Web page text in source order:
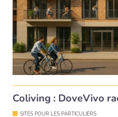
Coliving : DoveVivo
SITES POUR LES PARTICULIERS